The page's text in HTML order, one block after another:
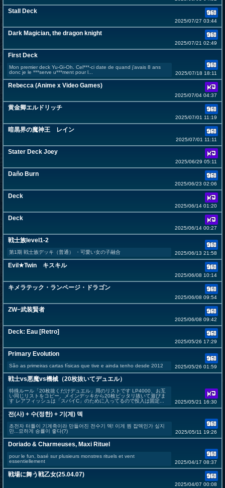
Stall Deck
2025/07/27 03:44
Dark Magician, the dragon knight
2025/07/21 02:49
First Deck
Mon premier deck Yu-Gi-Oh. Cel***-ci date de quand j’avais 8 ans
donc je le ***serve u***ment pour l...
2025/07/18 18:11
Rebecca (Anime x Video Games)
2025/07/04 04:37
黄金卿エルドリッチ
2025/07/01 11:19
暗黒界の魔神王 レイン
2025/07/01 11:11
Stater Deck Joey
2025/06/29 05:11
Daño Burn
2025/06/23 02:06
Deck
2025/06/14 01:20
Deck
2025/06/14 00:27
戦士族level1-2
第1期 戦士族デッキ（普通） ・可愛い女の子融合 2025/06/13 21:58
Evil★Twin キスキル
2025/06/08 10:14
キメラテック・ランページ・ドラゴン
2025/06/08 09:54
ZW−武装賢者
2025/06/08 09:42
Deck: Eau [Retro]
2025/05/26 17:29
Primary Evolution
São as primeiras cartas físicas que tive e ainda tenho desde 2012 2025/05/26 01:59
戦士vs悪魔vs機械（20枚抜いてデュエル）
特殊ルール「20枚抜くだけデュエル」用のリストです LP4000、お互
い同じリストをコピー、メインデッキから20枚ピッタリ抜いて遊びま
す レアフィッシュは「スパイC」のために入ってるので投入は固定...
2025/05/21 16:30
전(사) + 수(정한) + 기(계) 덱
초전자 터틀이 기계족이라 만들어진 전수기 덱! 이게 뭔 잡덱인가 싶지
만...묘하게 승률이 좋다(?)
2025/05/11 19:26
Doriado & Charmeuses, Maxi Rituel
pour le fun, basé sur plusieurs monstres rituels et vent
essentiellement
2025/04/17 08:37
戦場に舞う戦乙女(25.04.07)
2025/04/07 00:08